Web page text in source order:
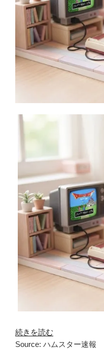
続きを読む
Source: ハムスター速報